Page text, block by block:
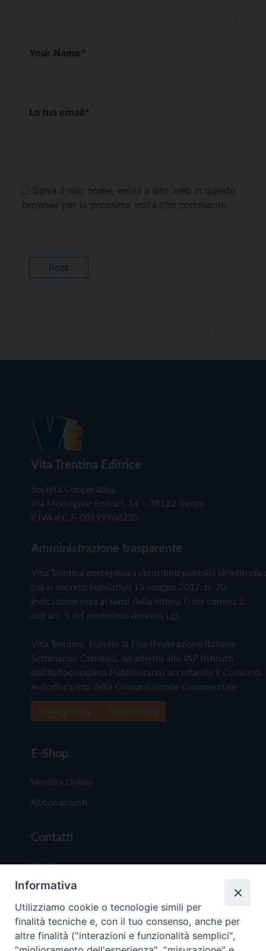
Your Name*
La tua email*
Salva il mio nome, email e sito web in questo
browser per la prossima volta che commento.
Vita Trentina Editrice
Società Cooperativa
Via Monsignor Endrici, 14 – 38122 Trento
P.IVA e C.F. 00199960220
Amministrazione trasparente
Vita Trentina percepisce i contributi pubblici all'editoria
cui al decreto legislativo 15 maggio 2017, n. 70.
Indicazione resa ai sensi della lettera f) del comma 2
dell'art. 5 del medesimo decreto Lgs.
Vita Trentina, tramite la Fisc (Federazione Italiana
Settimanali Cattolici), ha aderito allo IAP (Istituto
dell'Autodisciplina Pubblicitaria) accettando il Codice di
Autodisciplina della Comunicazione Commerciale
E-Shop
Vendita Online
Abbonamenti
Contatti
Chi Siamo
Redazione
Scrivici
Informativa
Utilizziamo cookie o tecnologie simili per
finalità tecniche e, con il tuo consenso, anche per
altre finalità ("interazioni e funzionalità semplici",